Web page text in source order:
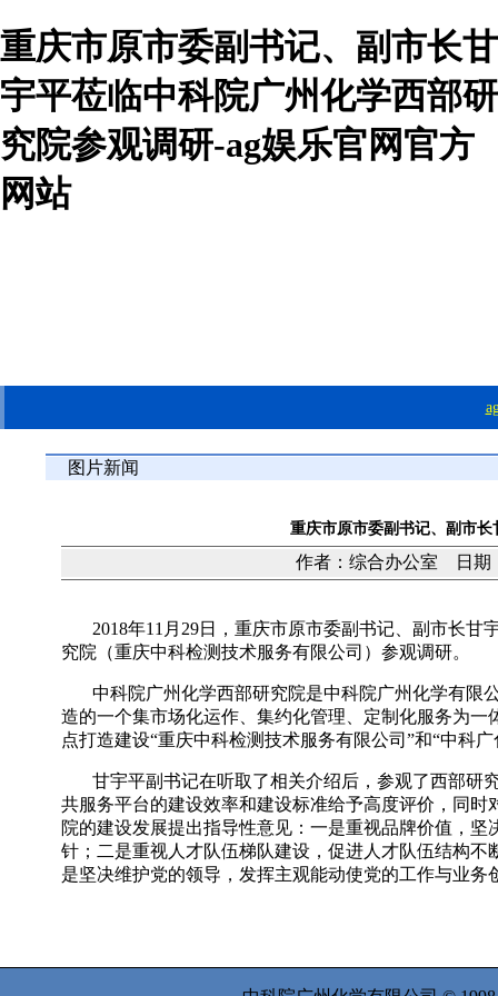
重庆市原市委副书记、副市长甘
宇平莅临中科院广州化学西部研
究院参观调研-ag娱乐官网官方
网站
图片新闻
重庆市原市委副书记、副市
作者：综合办公室 日
2018年11 月 29日，重庆市原市委副书记、副市长甘
究院（重庆中科检测技术服务有限公司）参观调研。
中科院广州化学西部研究院是中科院广州化学有限
造的一个集市场化运作、集约化管理、定制化服务为
点打造建设“重庆中科检测技术服务有限公司”和“中科
甘宇平副书记在听取了相关介绍后，参观了西部研
共服务平台的建设效率和建设标准给予高度评价，同
院的建设发展提出指导性意见：一是重视品牌价值，
针；二是重视人才队伍梯队建设，促进人才队伍结构
是坚决维护党的领导，发挥主观能动使党的工作与业务